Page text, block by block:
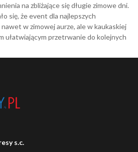
na zbliżające się długie zimowe dni.
się, że event dla najlepszych
w zimowej aurze, ale w kaukaskiej
ułatwiającym przetrwanie do kolejnych
s.c.